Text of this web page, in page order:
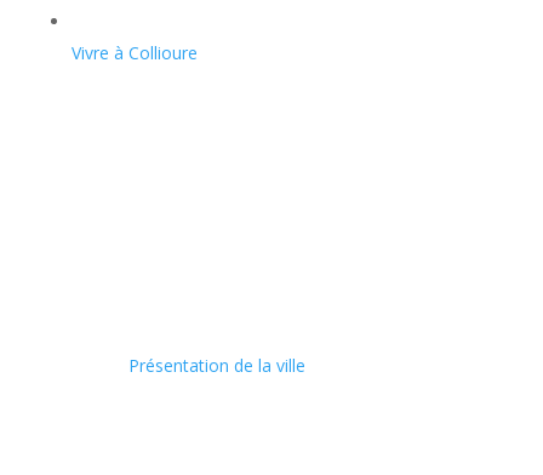
Vivre à Collioure
Présentation de la ville